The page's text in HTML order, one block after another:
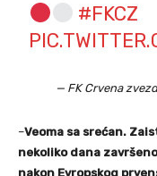
#FKCZ
— FK Crvena
–Veoma sa srećan.
nekoliko dana
nakon Evropskog